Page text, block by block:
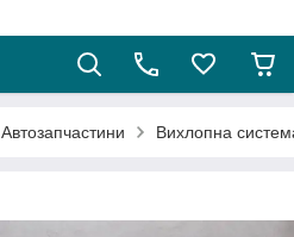
Автозапчастини Вихлопна